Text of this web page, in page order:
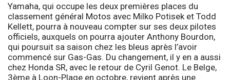
Yamaha, qui occupe les deux premières places du
classement général Motos avec Milko Potisek et Todd
Kellett, pourra à nouveau compter sur ses deux pilotes
officiels, auxquels on pourra ajouter Anthony Bourdon,
qui poursuit sa saison chez les bleus après l’avoir
commencé sur Gas-Gas. Du changement, il y en a aussi
chez Honda SR, avec le retour de Cyril Genot. Le Belge,
3ème à Loon-Plage en octobre, revient après une